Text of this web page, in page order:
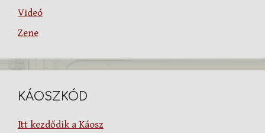
Videó
Zene
KÁOSZKÓD
Itt kezdődik a Káosz